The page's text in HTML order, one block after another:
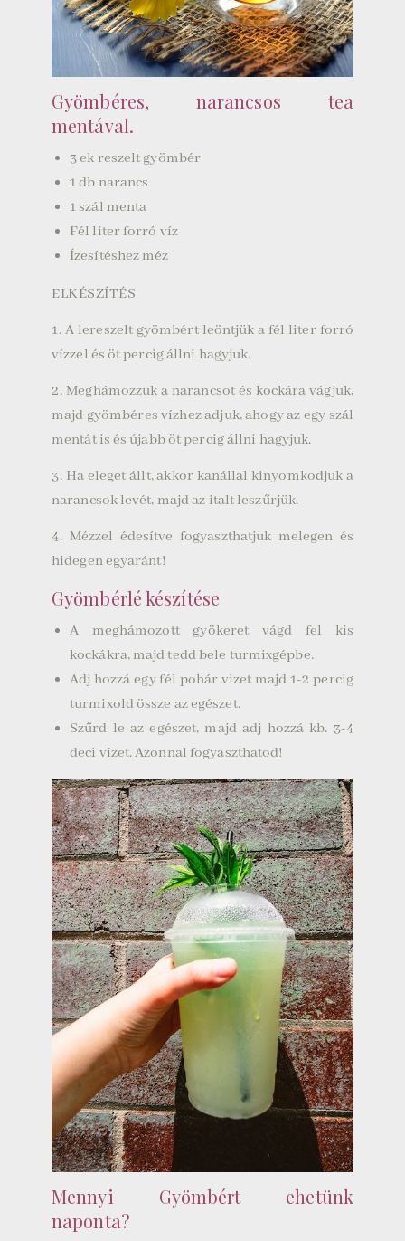
Gyömbéres, narancsos tea
mentával.
3 ek reszelt gyömbér
1 db narancs
1 szál menta
Fél liter forró víz
Ízesítéshez méz
ELKÉSZÍTÉS
1.A lereszelt gyömbért leöntjük a fél liter forró
vízzel és öt percig állni hagyjuk.
2.Meghámozzuk a narancsot és kockára vágjuk,
majd gyömbéres vízhez adjuk, ahogy az egy szál
mentát is és újabb öt percig állni hagyjuk.
3. Ha eleget állt, akkor kanállal kinyomkodjuk a
narancsok levét, majd az italt leszűrjük.
4. Mézzel édesítve fogyaszthatjuk melegen és
hidegen egyaránt!
Gyömbérlé készítése
A meghámozott gyökeret vágd fel kis
kockákra, majd tedd bele turmixgépbe.
Adj hozzá egy fél pohár vizet majd 1-2 percig
turmixold össze az egészet.
Szűrd le az egészet, majd adj hozzá kb. 3-4
deci vizet. Azonnal fogyaszthatod!
Mennyi Gyömbért ehetünk
naponta?